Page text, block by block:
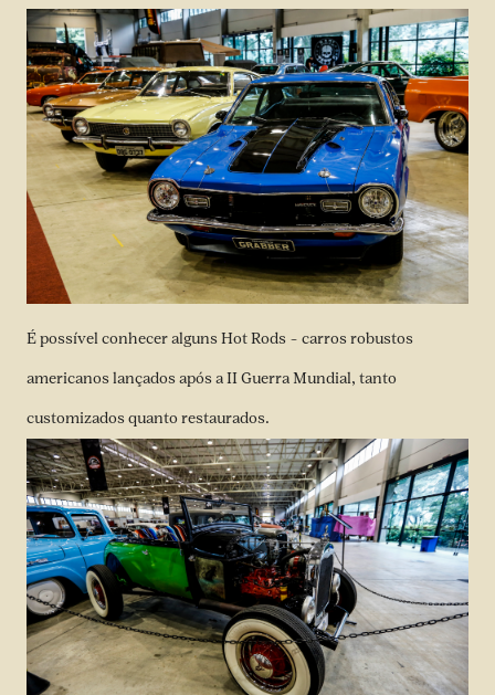
É possível conhecer alguns Hot Rods – carros robustos
americanos lançados após a II Guerra Mundial, tanto
customizados quanto restaurados.